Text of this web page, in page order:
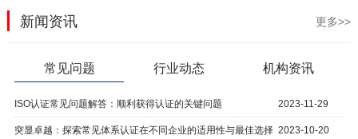
新闻资讯 更多>>
常见问题 行业动态 机构资讯
ISO认证常见问题解答：顺利获得认证的关键问题 2023-11-29
突显卓越：探索常见体系认证在不同企业的适用性与最佳选择 2023-10-20